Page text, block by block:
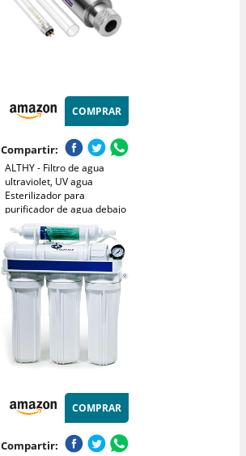
COMPRAR
Compartir:
ALTHY - Filtro de agua
ultraviolet, UV agua
Esterilizador para
purificador de agua debajo
del fregadero o sistema de
ósmosis inversa, con
interruptor sensor flujo
inteligente, 1GPM, 110-
240V, 11W
COMPRAR
Compartir: